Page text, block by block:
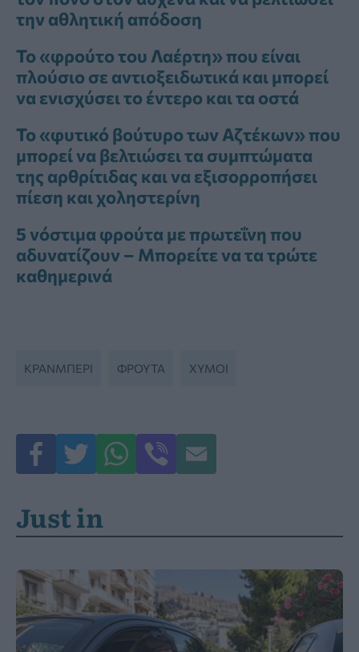
την αθλητική απόδοση
Το «φρούτο του Λαέρτη» που είναι
πλούσιο σε αντιοξειδωτικά και μπορεί
να ενισχύσει το έντερο και τα οστά
Το «φυτικό βούτυρο των Αζτέκων» που
μπορεί να βελτιώσει τα συμπτώματα
της αρθρίτιδας και να εξισορροπήσει
πίεση και χοληστερίνη
5 νόστιμα φρούτα με πρωτεΐνη που
αδυνατίζουν – Μπορείτε να τα τρώτε
καθημερινά
ΚΡΆΝΜΠΕΡΙ ΦΡΟΥΤΑ ΧΥΜΟΙ
Just in